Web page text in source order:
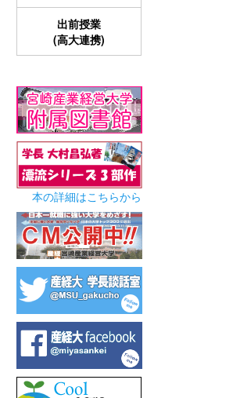
出前授業
(高大連携)
本の詳細はこちらから